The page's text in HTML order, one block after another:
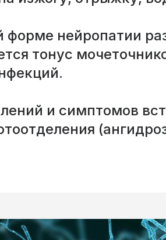
форме нейропатии
тонус
и симптомов